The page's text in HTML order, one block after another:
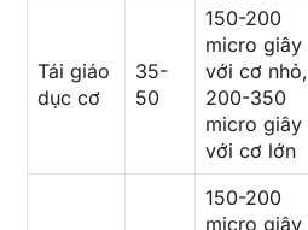
Tái giáo
dục cơ
35-
50
150-200
micro giây
với cơ nhỏ,
200-350
micro giây
với cơ lớn
150-200
micro giây